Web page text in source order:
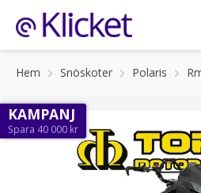
Hem Snöskoter Polaris
KAMPANJ
Spara 40 000 kr